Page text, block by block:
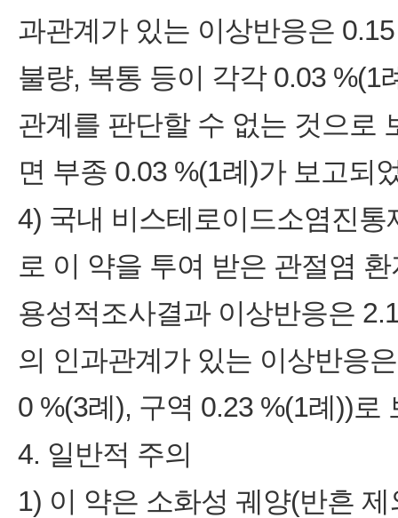
과관계가 있는 이상반응은
불량, 복통 등이 각각 0.03 %(1
관계를 판단할 수 없는 것으로
면 부종 0.03 %(1례)가 보고되
4) 국내 비스테로이드소염진
로 이 약을 투여 받은 관절염
용성적조사결과 이상반응은
의 인과관계가 있는 이상반응
0 %(3례), 구역 0.23 %(1례))로
4. 일반적 주의
1) 이 약은 소화성 궤양(반흔